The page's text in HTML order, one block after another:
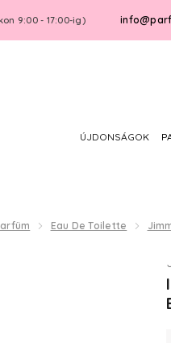
9:00 - 17:00-ig)
ÚJDONSÁGOK
Eau De Toilette